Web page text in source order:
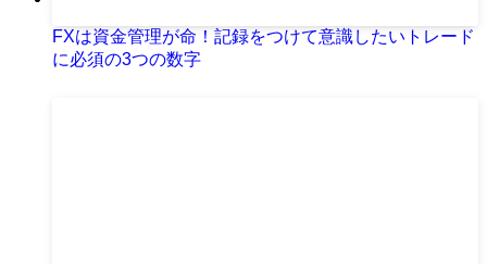
FXは資金管理が命！記録をつけて意識したいトレード
に必須の3つの数字